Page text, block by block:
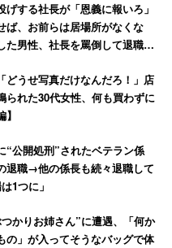
念されるなか、グロ
は『コミュニケーシ
ママが多いようで
げする社長が「恩義に報いろ」
ば、お前らは居場所がなくな
男性、社長を罵倒して退職
どうせ写真だけなんだろ！」店
られた30代女性、何も買わずに
“公開処刑”されたベテラン係
退職→他の係長も続々退職して
1つに」
かりお姉さん”に遭遇、「何か
の」が入ってそうなバッグで体